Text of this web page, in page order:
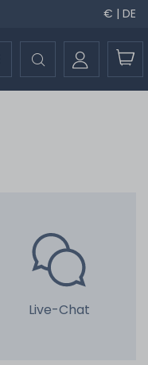
€ | DE
Live-Chat